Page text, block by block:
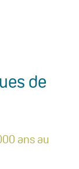
de
ans au